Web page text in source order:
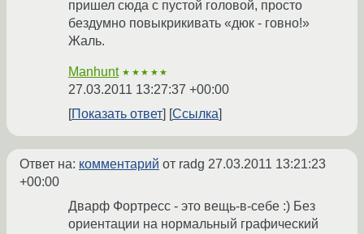
пришел сюда с пустой головой, просто
бездумно повыкрикивать «дюк - говно!»
Жаль.
Manhunt ★★★★★
27.03.2011 13:27:37 +00:00
Показать ответ
Ссылка
Ответ на: комментарий от radg 27.03.2011 13:21:23
+00:00
Дварф Фортресс - это вещь-в-себе :) Без
ориентации на нормальный графический